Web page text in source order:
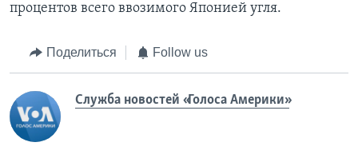
процентов всего ввозимого Японией угля.
Поделиться Follow us
Служба новостей «Голоса Америки»